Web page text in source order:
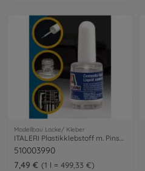
Modellbau Lacke/ Kleber
510003990
7,49 €
1 l = 499,33 €